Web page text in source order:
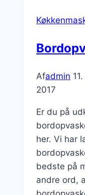
Afadmin
2017
Er du på
her. Vi har
bedste på
andre ord,